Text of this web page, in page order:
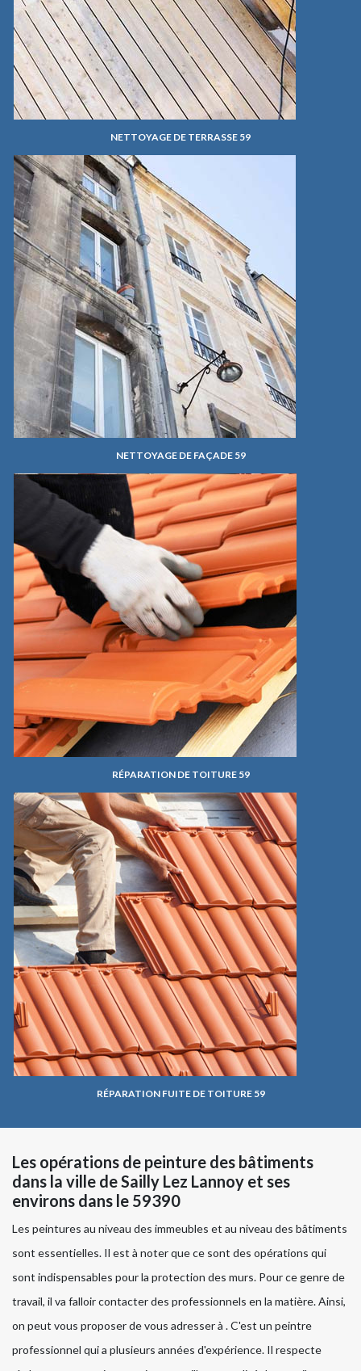
NETTOYAGE DE TERRASSE 59
NETTOYAGE DE FAÇADE 59
RÉPARATION DE TOITURE 59
RÉPARATION FUITE DE TOITURE 59
Les opérations de peinture des bâtiments
dans la ville de Sailly Lez Lannoy et ses
environs dans le 59390
Les peintures au niveau des immeubles et au niveau des bâtiments
sont essentielles. Il est à noter que ce sont des opérations qui
sont indispensables pour la protection des murs. Pour ce genre de
travail, il va falloir contacter des professionnels en la matière. Ainsi,
on peut vous proposer de vous adresser à . C'est un peintre
professionnel qui a plusieurs années d'expérience. Il respecte